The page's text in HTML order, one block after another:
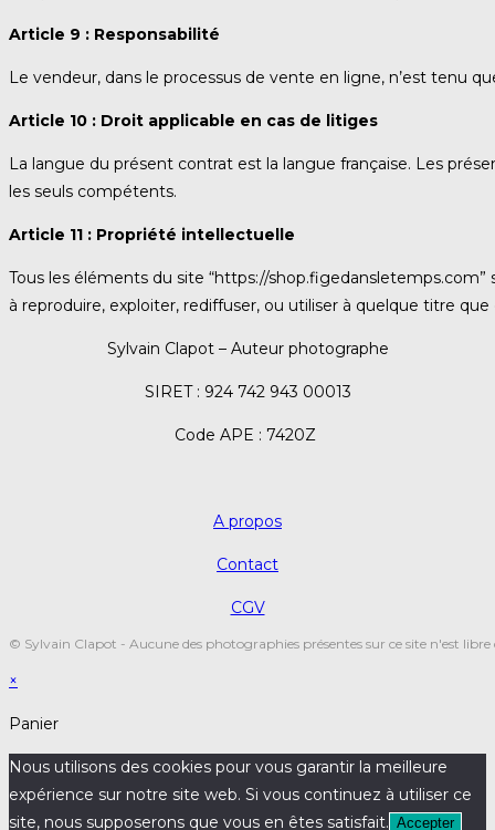
Article 9 : Responsabilité
Le vendeur, dans le processus de vente en ligne, n’est tenu
Article 10 : Droit applicable en cas de litiges
La langue du présent contrat est la langue française. Les
les seuls compétents.
Article 11 : Propriété intellectuelle
Tous les éléments du site “https://
à reproduire, exploiter, rediffuser, ou utiliser à quelque titre
Sylvain Clapot – Auteur photographe
SIRET : 924 742 943 00013
Code APE : 7420Z
A propos
Contact
CGV
© Sylvain Clapot - Aucune des photographies présentes sur ce site n'est libre
×
Panier
Nous utilisons des cookies pour vous garantir la meilleure
expérience sur notre site web. Si vous continuez à utiliser ce
site, nous supposerons que vous en êtes satisfait. Accepter